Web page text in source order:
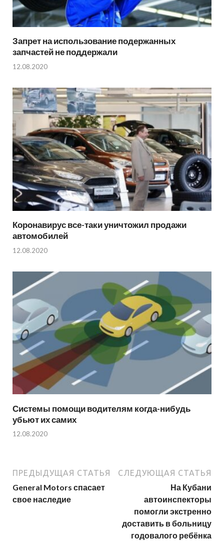
Запрет на использование подержанных
запчастей не поддержали
12.08.2020
Коронавирус все-таки уничтожил продажи
автомобилей
12.08.2020
Системы помощи водителям когда-нибудь
убьют их самих
12.08.2020
ПРЕДЫДУЩАЯ СТАТЬЯ
General Motors спасает
свое наследие
СЛЕДУЮЩАЯ СТАТЬЯ
На Кубани
автоинспекторы
помогли экстренно
доставить в больницу
годовалого ребёнка